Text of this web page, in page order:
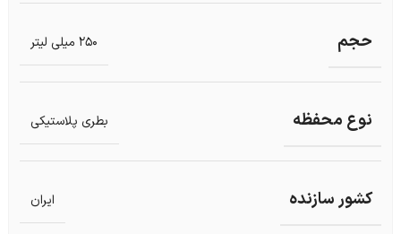
حجم 250 میلی لیتر
نوع محفظه بطری پلاستیکی
کشور سازنده ایران